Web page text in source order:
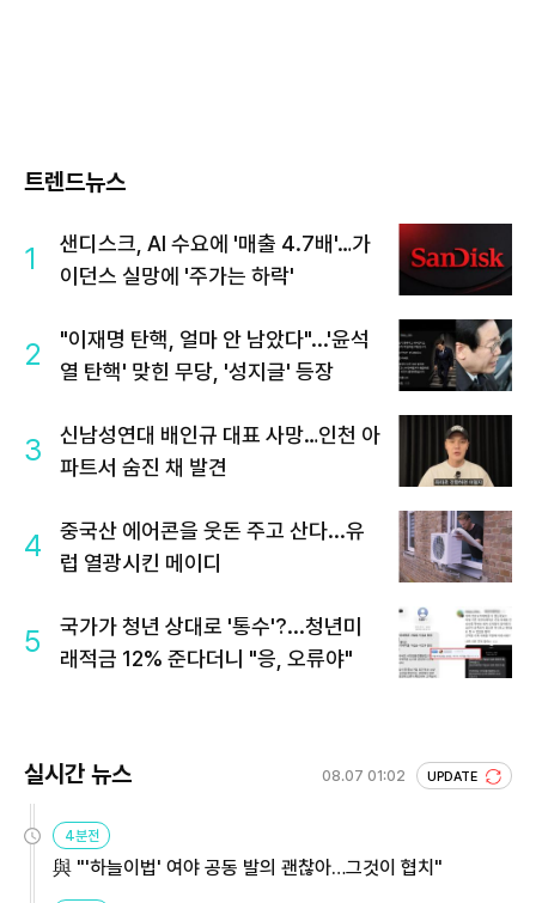
트렌드뉴스
1
샌디스크, AI 수요에 '매출 4.7배'…가
이던스 실망에 '주가는 하락'
2
"이재명 탄핵, 얼마 안 남았다"...'윤석
열 탄핵' 맞힌 무당, '성지글' 등장
3
신남성연대 배인규 대표 사망…인천 아
파트서 숨진 채 발견
4
중국산 에어콘을 웃돈 주고 산다...유
럽 열광시킨 메이디
5
국가가 청년 상대로 '통수'?...청년미
래적금 12% 준다더니 "응, 오류야"
실시간 뉴스 08.07 01:02 UPDATE
4분전
與 "'하늘이법' 여야 공동 발의 괜찮아…그것이 협치"